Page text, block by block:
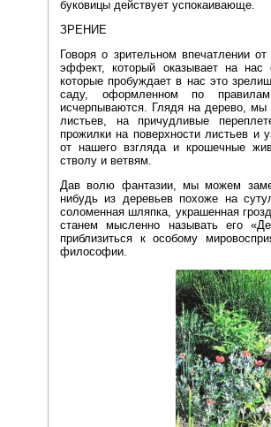
буковицы действует успокаивающе.
ЗРЕНИЕ
Говоря о зрительном впечатлении
эффект, который оказывает на
которые пробуждает в нас это
саду, оформленном по
исчерпываются. Глядя на дерево,
листьев, на причудливые
прожилки на поверхности листьев и
от нашего взгляда и крошечные
стволу и ветвям.
Дав волю фантазии, мы можем
нибудь из деревьев похоже на
соломенная шляпка, украшенная
станем мысленно называть его
приблизиться к особому
философии.